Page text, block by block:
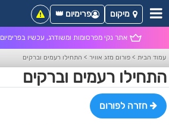
אתר נקי מפרסומות ומשודרג, עכשיו בפרימיום
מיקום פרימיום 👑
עמוד הבית > פורום מזג אוויר > התחילו רעמים וברקים
התחילו רעמים וברקים
חזרה לפורום